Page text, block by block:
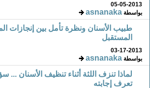
05-05-2013
بواسطةasnanaka
طبيب الأسنان ونظرة تأمل بين إنجازات
المستقبل
03-17-2013
بواسطةasnanaka
لماذا تنزف اللثة أثناء تنظيف الأسنان ...
تعرف إجابته